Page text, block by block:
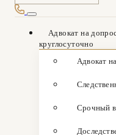
Адвокат на
круглосуточно
Адвокат
Срочный